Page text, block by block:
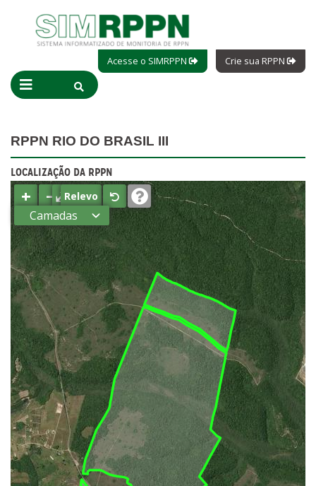
Acesse o SIMRPPN Crie sua RPPN
RPPN RIO DO BRASIL III
LOCALIZAÇÃO DA RPPN
+ −⤢Relevo
Camadas
Estados
Municípios
Terras
indígenas
(FUNAI)
UC Federal
UC Estaduais
UC
Municipais
Hidrografia
1:1.000.000
(ANA)
Biomas
(IBGE)